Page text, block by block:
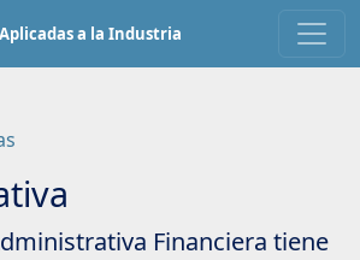
a la Industria
Financiera tiene